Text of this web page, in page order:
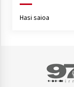
Hasi saioa